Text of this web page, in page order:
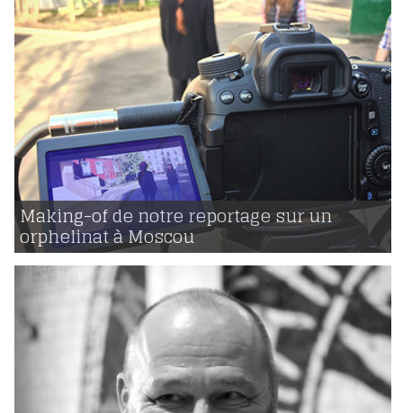
Making-of de notre reportage sur un
orphelinat à Moscou
voir
01 | 05 | 2016
938